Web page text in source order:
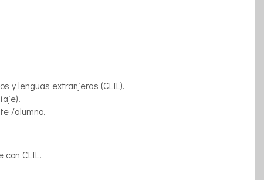
y lenguas extranjeras (CLIL).
/alumno.
CLIL.